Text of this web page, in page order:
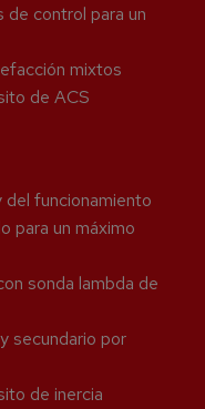
de control para un
mixtos
de ACS
del funcionamiento
para un máximo
sonda lambda de
secundario por
de inercia